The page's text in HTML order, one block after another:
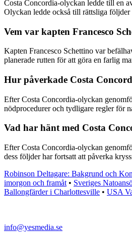
Costa Concordia-olyckan ledde till en
Olyckan ledde också till rättsliga följder
Vem var kapten Francesco
Kapten Francesco Schettino var
planerade rutten för att göra en farlig
Hur påverkade Costa
Efter Costa Concordia-olyckan
nödprocedurer och tydligare regler för
Vad har hänt med Costa
Efter Costa Concordia-olyckan
dess följder har fortsatt att påverka
Robinson Deltagare: Bakgrund och
imorgon och framåt • Sveriges
Ballongfärder i Charlottesville • USA
info@yesmedia.se